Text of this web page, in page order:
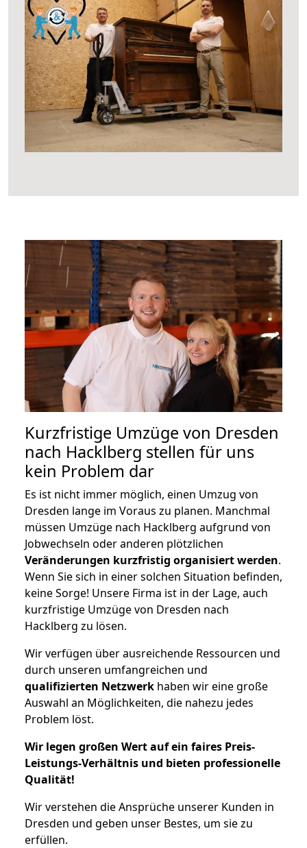
Kurzfristige Umzüge von Dresden
nach Hacklberg stellen für uns
kein Problem dar
Es ist nicht immer möglich, einen Umzug von
Dresden lange im Voraus zu planen. Manchmal
müssen Umzüge nach Hacklberg aufgrund von
Jobwechseln oder anderen plötzlichen
Veränderungen kurzfristig organisiert werden.
Wenn Sie sich in einer solchen Situation befinden,
keine Sorge! Unsere Firma ist in der Lage, auch
kurzfristige Umzüge von Dresden nach
Hacklberg zu lösen.
Wir verfügen über ausreichende Ressourcen und
durch unseren umfangreichen und
qualifizierten Netzwerk haben wir eine große
Auswahl an Möglichkeiten, die nahezu jedes
Problem löst.
Wir legen großen Wert auf ein faires Preis-
Leistungs-Verhältnis und bieten professionelle
Qualität!
Wir verstehen die Ansprüche unserer Kunden in
Dresden und geben unser Bestes, um sie zu
erfüllen.